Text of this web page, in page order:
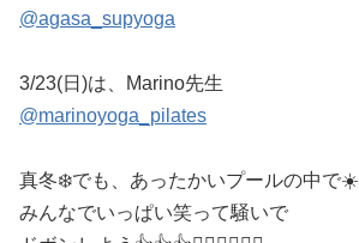
@agasa_supyoga
3/23(日)は、Marino先生
@marinoyoga_pilates
真冬❄️でも、あったかいプールの中で☀️
みんなでいっぱい笑って騒いで